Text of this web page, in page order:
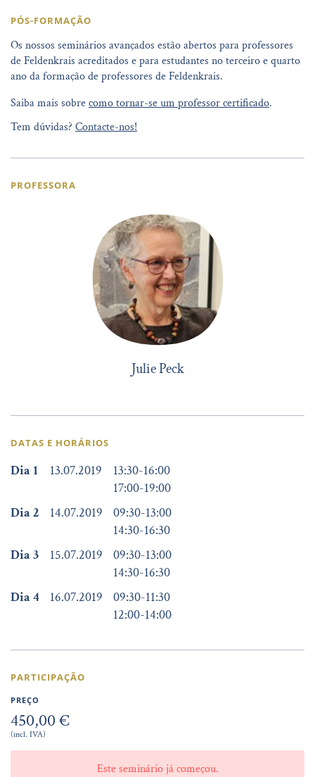
PÓS-FORMAÇÃO
Os nossos seminários avançados estão abertos para professores
de Feldenkrais acreditados e para estudantes no terceiro e quarto
ano da formação de professores de Feldenkrais.
Saiba mais sobrecomo tornar-se um professor certificado.
Tem dúvidas? Contacte-nos!
PROFESSORA
Julie Peck
DATAS E HORÁRIOS
Dia 1 13.07.2019 13:30-16:00
17:00-19:00
Dia 2
14.07.2019 09:30-13:00
14:30-16:30
Dia 3
15.07.2019 09:30-13:00
14:30-16:30
Dia 4
16.07.2019 09:30-11:30
12:00-14:00
PARTICIPAÇÃO
PREÇO
450,00 €
(incl. IVA)
Este seminário já começou.